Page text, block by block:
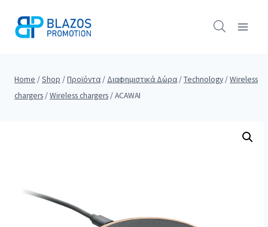
Home /Shop /Προϊόντα / Διαφημιστικά Δώρα /Technology /Wireless
chargers /Wireless chargers /ACAWAI